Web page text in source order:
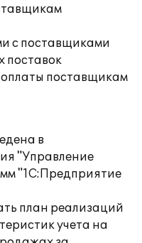
с поставщиками
поставок
поставщикам
в
"Управление
"1С:Предприятие
план реализаций
учета на